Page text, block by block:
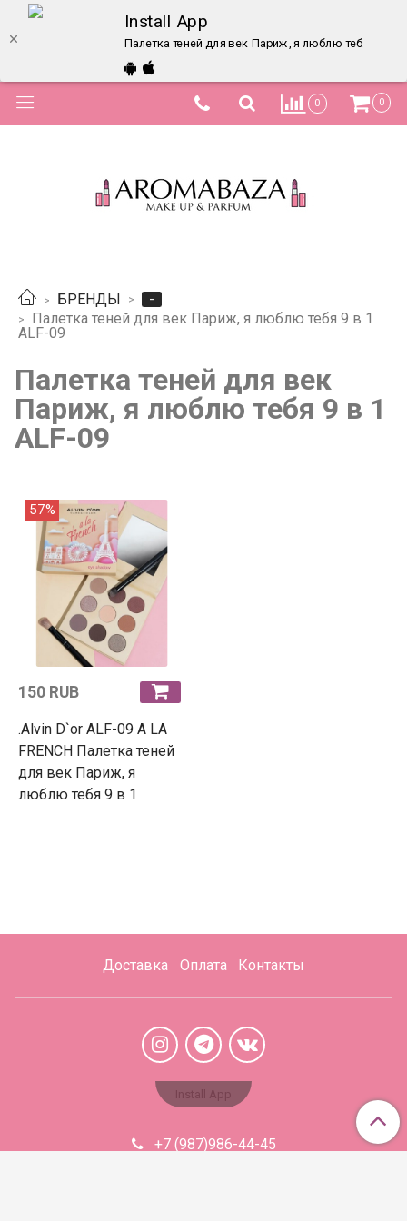
Install App
Палетка теней для век Париж, я люблю тебя 9 в 1
0 0
БРЕНДЫ
-
Палетка теней для век Париж, я люблю тебя 9 в 1
ALF-09
Палетка теней для век
Париж, я люблю тебя 9 в 1
ALF-09
57%
150 RUB
.Alvin D`or ALF-09 A LA
FRENCH Палетка теней
для век Париж, я
люблю тебя 9 в 1
Доставка Оплата Контакты
+7 (987)986-44-45
Install App